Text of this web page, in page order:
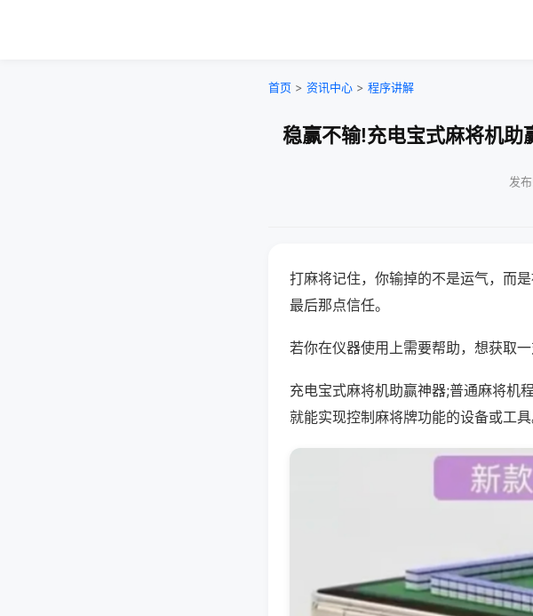
首页 > 资讯中心 > 程序讲解
稳赢不输!充电宝式麻将机助
发
打麻将记住，你输掉的不是运气，而
最后那点信任。
若你在仪器使用上需要帮助，想获取
充电宝式麻将机助赢神器;普通麻将机
就能实现控制麻将牌功能的设备或工具